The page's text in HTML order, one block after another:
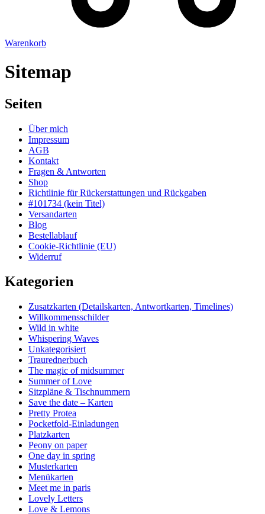
Warenkorb
Sitemap
Seiten
Über mich
Impressum
AGB
Kontakt
Fragen & Antworten
Shop
Richtlinie für Rückerstattungen und Rückgaben
#101734 (kein Titel)
Versandarten
Blog
Bestellablauf
Cookie-Richtlinie (EU)
Widerruf
Kategorien
Zusatzkarten (Detailskarten, Antwortkarten, Timelines)
Willkommensschilder
Wild in white
Whispering Waves
Unkategorisiert
Traurednerbuch
The magic of midsummer
Summer of Love
Sitzpläne & Tischnummern
Save the date – Karten
Pretty Protea
Pocketfold-Einladungen
Platzkarten
Peony on paper
One day in spring
Musterkarten
Menükarten
Meet me in paris
Lovely Letters
Love & Lemons